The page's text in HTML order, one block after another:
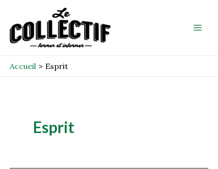
contenu
Accueil Esprit
Esprit